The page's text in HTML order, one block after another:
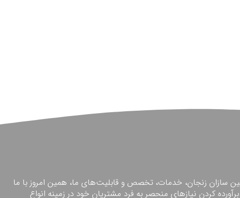
سازان زنجان، خدمات، تخصص و قابلیت‌های ما، همین امروز با ما
کاملاً متعهد به برآورده کردن نیازهای منحصر به فرد مشتریان خود در زمینه انواع